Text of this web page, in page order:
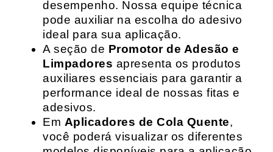
desempenho. Nossa equipe técnica
pode auxiliar na escolha do adesivo
ideal para sua aplicação.
A seção de Promotor de Adesão e
Limpadores apresenta os produtos
auxiliares essenciais para garantir a
performance ideal de nossas fitas e
adesivos.
Em Aplicadores de Cola Quente,
você poderá visualizar os diferentes